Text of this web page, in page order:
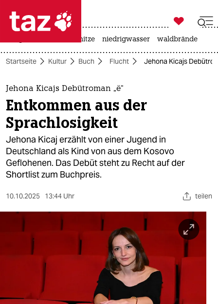
 taz zahl ich
taz zahl ich
themen
politik
öko
gesellschaft
kultur
sport
berlin
wahrheit

taz zahl ich
hitze niedrigwasser waldbrände
Startseite Kultur Buch Flucht Jehona Kicajs
Jehona Kicajs Debütroman „ë“
Entkommen aus der
Sprachlosigkeit
Jehona Kicaj erzählt von einer Jugend in
Deutschland als Kind von aus dem Kosovo
Geflohenen. Das Debüt steht zu Recht auf der
Shortlist zum Buchpreis.
10.10.2025 13:44 Uhr teilen